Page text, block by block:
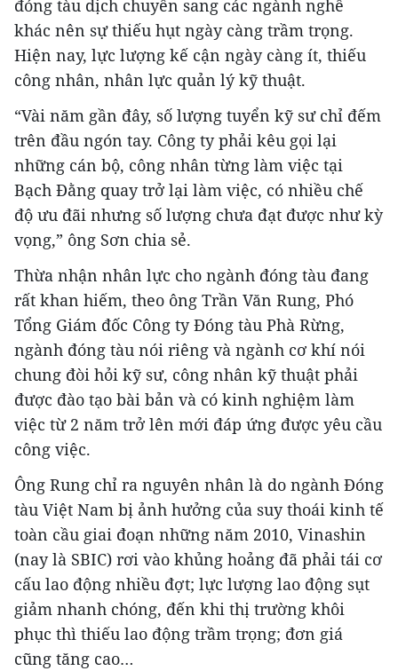
đóng tàu dịch chuyển sang các ngành nghề
khác nên sự thiếu hụt ngày càng trầm trọng.
Hiện nay, lực lượng kế cận ngày càng ít, thiếu
công nhân, nhân lực quản lý kỹ thuật.
“Vài năm gần đây, số lượng tuyển kỹ sư chỉ đếm
trên đầu ngón tay. Công ty phải kêu gọi lại
những cán bộ, công nhân từng làm việc tại
Bạch Đằng quay trở lại làm việc, có nhiều chế
độ ưu đãi nhưng số lượng chưa đạt được như kỳ
vọng,” ông Sơn chia sẻ.
Thừa nhận nhân lực cho ngành đóng tàu đang
rất khan hiếm, theo ông Trần Văn Rung, Phó
Tổng Giám đốc Công ty Đóng tàu Phà Rừng,
ngành đóng tàu nói riêng và ngành cơ khí nói
chung đòi hỏi kỹ sư, công nhân kỹ thuật phải
được đào tạo bài bản và có kinh nghiệm làm
việc từ 2 năm trở lên mới đáp ứng được yêu cầu
công việc.
Ông Rung chỉ ra nguyên nhân là do ngành Đóng
tàu Việt Nam bị ảnh hưởng của suy thoái kinh tế
toàn cầu giai đoạn những năm 2010, Vinashin
(nay là SBIC) rơi vào khủng hoảng đã phải tái cơ
cấu lao động nhiều đợt; lực lượng lao động sụt
giảm nhanh chóng, đến khi thị trường khôi
phục thì thiếu lao động trầm trọng; đơn giá
cũng tăng cao…